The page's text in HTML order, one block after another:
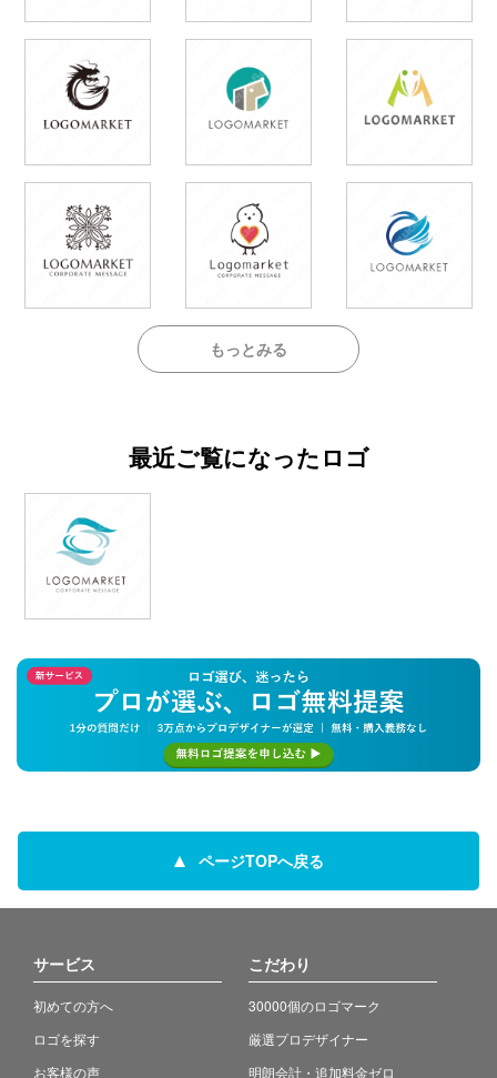
もっとみる
最近ご覧になったロゴ
ページTOPへ戻る
サービス
初めての方へ
ロゴを探す
お客様の声
こだわり
30000個のロゴマーク
厳選プロデザイナー
明朗会計・追加料金ゼロ